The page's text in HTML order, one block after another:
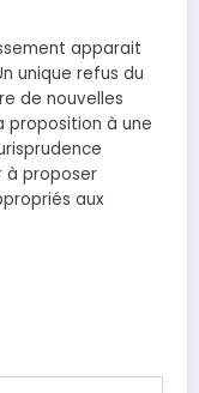
apparait
unique refus du
de nouvelles
proposition à une
à proposer
aux